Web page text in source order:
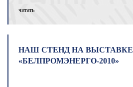
читать
НАШ СТЕНД НА ВЫСТАВКЕ
«БЕЛПРОМЭНЕРГО-2010»